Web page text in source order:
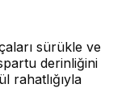
sürükle ve
derinliğini
rahatlığıyla